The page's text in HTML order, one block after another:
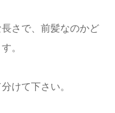
さで、前髪なのかど
。
けて下さい。